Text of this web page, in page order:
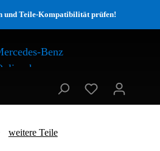
und Teile-Kompatibilität prüfen!
weitere Teile